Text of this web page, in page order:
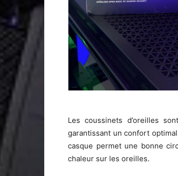
Les coussinets d’oreilles
garantissant un confort
casque permet une bonne
chaleur sur les oreilles.